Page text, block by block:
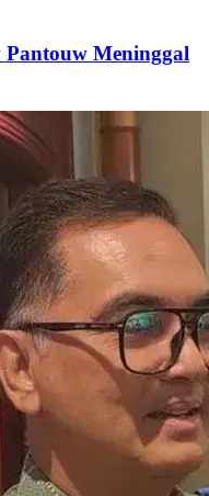
Meninggal